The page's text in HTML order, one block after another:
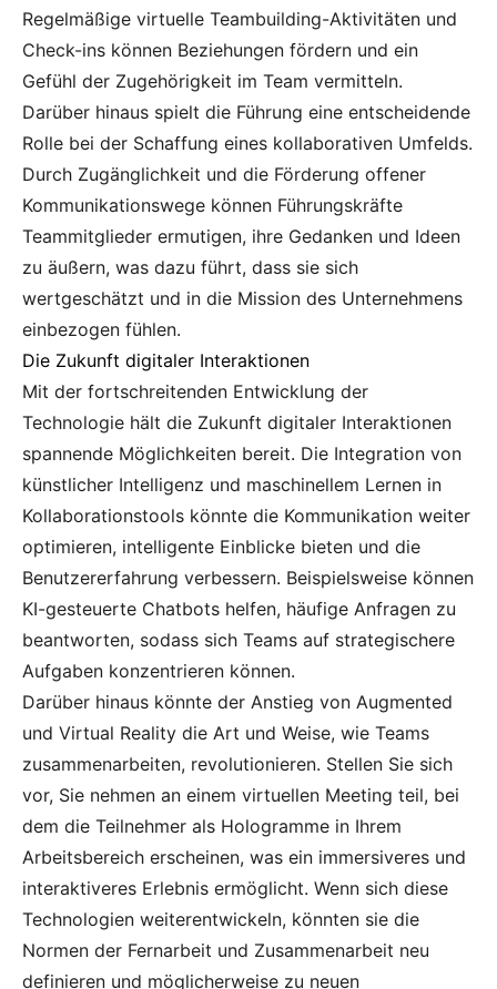
Regelmäßige virtuelle Teambuilding-Aktivitäten und
Check-ins können Beziehungen fördern und ein
Gefühl der Zugehörigkeit im Team vermitteln.
Darüber hinaus spielt die Führung eine entscheidende
Rolle bei der Schaffung eines kollaborativen Umfelds.
Durch Zugänglichkeit und die Förderung offener
Kommunikationswege können Führungskräfte
Teammitglieder ermutigen, ihre Gedanken und Ideen
zu äußern, was dazu führt, dass sie sich
wertgeschätzt und in die Mission des Unternehmens
einbezogen fühlen.
Die Zukunft digitaler Interaktionen
Mit der fortschreitenden Entwicklung der
Technologie hält die Zukunft digitaler Interaktionen
spannende Möglichkeiten bereit. Die Integration von
künstlicher Intelligenz und maschinellem Lernen in
Kollaborationstools könnte die Kommunikation weiter
optimieren, intelligente Einblicke bieten und die
Benutzererfahrung verbessern. Beispielsweise können
KI-gesteuerte Chatbots helfen, häufige Anfragen zu
beantworten, sodass sich Teams auf strategischere
Aufgaben konzentrieren können.
Darüber hinaus könnte der Anstieg von Augmented
und Virtual Reality die Art und Weise, wie Teams
zusammenarbeiten, revolutionieren. Stellen Sie sich
vor, Sie nehmen an einem virtuellen Meeting teil, bei
dem die Teilnehmer als Hologramme in Ihrem
Arbeitsbereich erscheinen, was ein immersiveres und
interaktiveres Erlebnis ermöglicht. Wenn sich diese
Technologien weiterentwickeln, könnten sie die
Normen der Fernarbeit und Zusammenarbeit neu
definieren und möglicherweise zu neuen